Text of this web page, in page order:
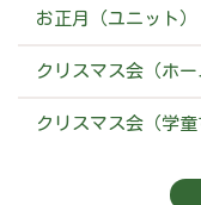
お正月（ユニット）
クリスマス会（ホー
クリスマス会（学童